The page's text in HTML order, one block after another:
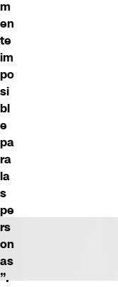
m
en
te
im
po
si
bl
e
pa
ra
la
s
pe
rs
on
as
”.